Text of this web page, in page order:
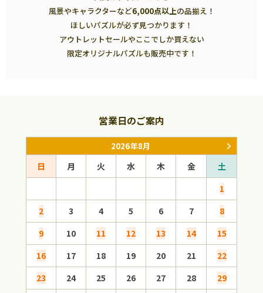
風景やキャラクターなど6,000点以上の品揃え！
ほしいパズルが必ず見つかります！
アウトレットセールやここでしか買えない
限定オリジナルパズルも販売中です！
営業日のご案内
2026年8月
日 月 火 水 木 金
土
1
2
3 4 5 6 7
8
9
10 11 12 13 14
15
16
17 18 19 20 21
22
23
24 25 26 27 28
29